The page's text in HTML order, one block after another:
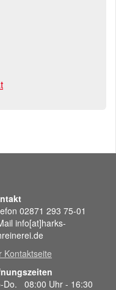
02871 293 75-01
info[at]harks-
Kontaktseite
Do. 08:00 Uhr - 16:30